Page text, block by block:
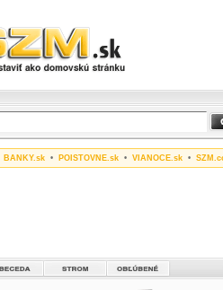
BANKY.sk • POISTOVNE.sk • VIANOCE.sk •